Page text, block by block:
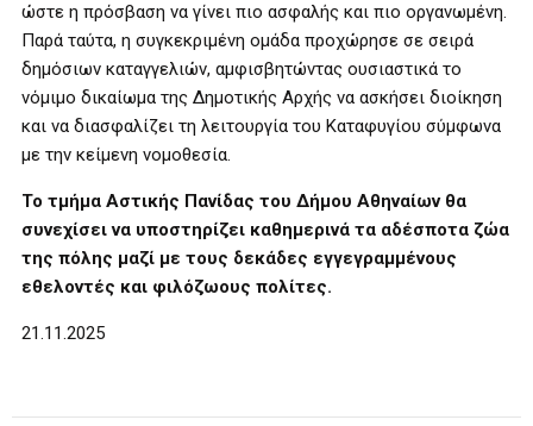
ώστε η πρόσβαση να γίνει πιο ασφαλής και πιο οργανωμένη.
Παρά ταύτα, η συγκεκριμένη ομάδα προχώρησε σε σειρά
δημόσιων καταγγελιών, αμφισβητώντας ουσιαστικά το
νόμιμο δικαίωμα της Δημοτικής Αρχής να ασκήσει διοίκηση
και να διασφαλίζει τη λειτουργία του Καταφυγίου σύμφωνα
με την κείμενη νομοθεσία.
Το τμήμα Αστικής Πανίδας του Δήμου Αθηναίων θα
συνεχίσει να υποστηρίζει καθημερινά τα αδέσποτα ζώα
της πόλης μαζί με τους δεκάδες εγγεγραμμένους
εθελοντές και φιλόζωους πολίτες.
21.11.2025